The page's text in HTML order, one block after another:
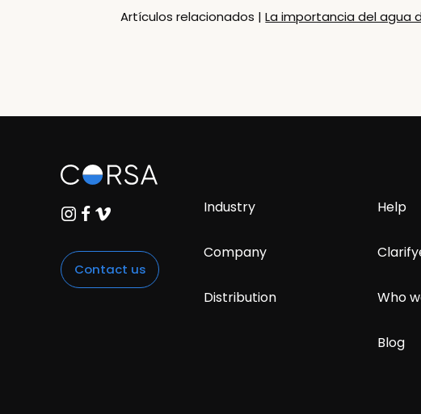
Artículos relacionados |La importancia del agua
Contact us
Industry
Company
Distribution
Help
Who
Blog